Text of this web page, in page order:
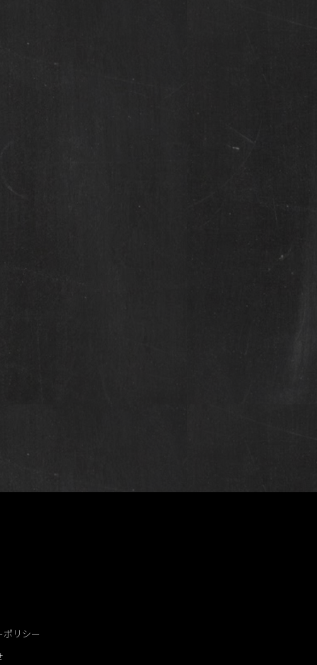
ポリシー